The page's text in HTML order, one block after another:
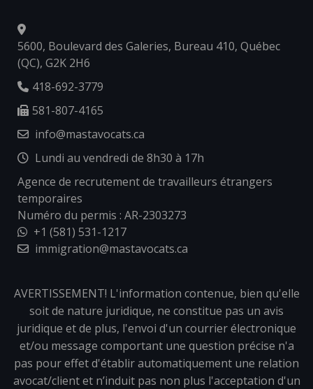
5600, Boulevard des Galeries, Bureau 410, Québec
(QC), G2K 2H6
418-692-3779
581-807-4165
info@mastavocats.ca
Lundi au vendredi de 8h30 à 17h
Agence de recrutement de travailleurs étrangers
temporaires
Numéro du permis : AR-2303273
+1 (581) 531-1217
immigration@mastavocats.ca
AVERTISSEMENT! L'information contenue, bien qu'elle
soit de nature juridique, ne constitue pas un avis
juridique et de plus, l'envoi d'un courrier électronique
et/ou message comportant une question précise n'a
pas pour effet d'établir automatiquement une relation
avocat/client et n’induit pas non plus l'acceptation d'un